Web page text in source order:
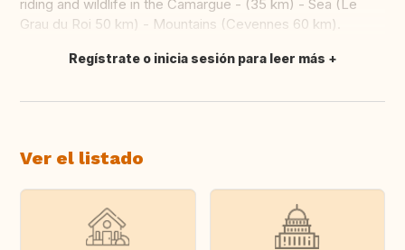
riding and wildlife in the Camargue - (35 km) - Sea (Le
Grau du Roi 50 km) - Mountains (Cevennes 60 km).
Traducir
Regístrate o inicia sesión para leer más
Ver el listado